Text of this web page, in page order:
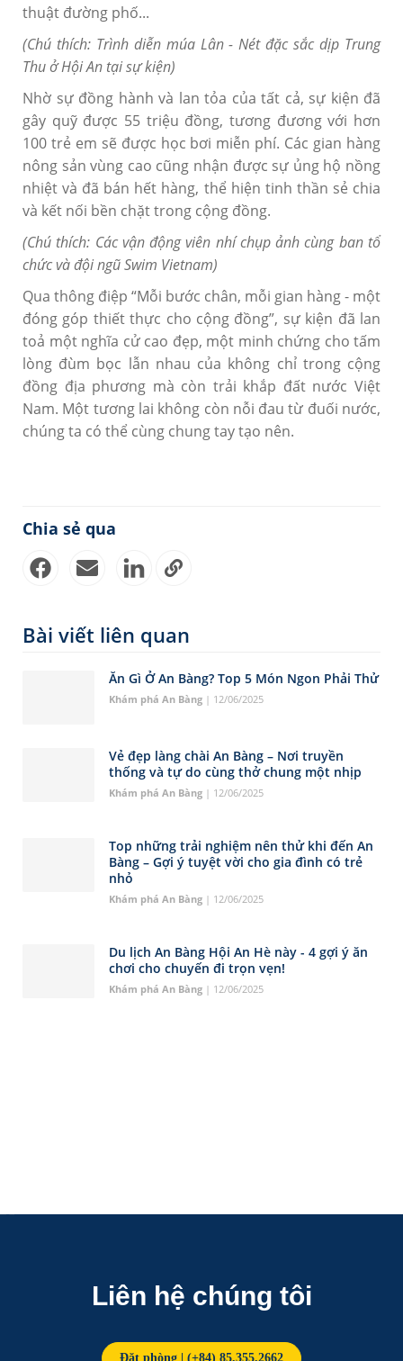
thuật đường phố...
(Chú thích: Trình diễn múa Lân - Nét đặc sắc dịp Trung
Thu ở Hội An tại sự kiện)
Nhờ sự đồng hành và lan tỏa của tất cả, sự kiện đã
gây quỹ được 55 triệu đồng, tương đương với hơn
100 trẻ em sẽ được học bơi miễn phí. Các gian hàng
nông sản vùng cao cũng nhận được sự ủng hộ nồng
nhiệt và đã bán hết hàng, thể hiện tinh thần sẻ chia
và kết nối bền chặt trong cộng đồng.
(Chú thích: Các vận động viên nhí chụp ảnh cùng ban tổ
chức và đội ngũ Swim Vietnam)
Qua thông điệp “Mỗi bước chân, mỗi gian hàng - một
đóng góp thiết thực cho cộng đồng”, sự kiện đã lan
toả một nghĩa cử cao đẹp, một minh chứng cho tấm
lòng đùm bọc lẫn nhau của không chỉ trong cộng
đồng địa phương mà còn trải khắp đất nước Việt
Nam. Một tương lai không còn nỗi đau từ đuối nước,
chúng ta có thể cùng chung tay tạo nên.
Chia sẻ qua
Bài viết liên quan
Ăn Gì Ở An Bàng? Top 5 Món Ngon Phải Thử
Khám phá An Bàng | 12/06/2025
Vẻ đẹp làng chài An Bàng – Nơi truyền
thống và tự do cùng thở chung một nhịp
Khám phá An Bàng | 12/06/2025
Top những trải nghiệm nên thử khi đến An
Bàng – Gợi ý tuyệt vời cho gia đình có trẻ
nhỏ
Khám phá An Bàng | 12/06/2025
Du lịch An Bàng Hội An Hè này - 4 gợi ý ăn
chơi cho chuyến đi trọn vẹn!
Khám phá An Bàng | 12/06/2025
Liên hệ chúng tôi
Đặt phòng | (+84) 85.355.2662